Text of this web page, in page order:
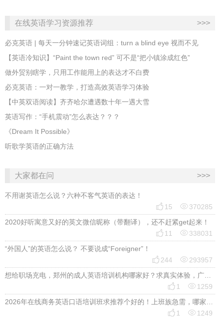
在线英语学习资源推荐 >>>
必克英语 | 每天一分钟速记英语词组：turn a blind eye 视而不见
​【英语冷知识】“Paint the town red” 可不是“把小镇涂成红色”
做外贸别瞎学，只用工作能用上的表达才不白费
必克英语：一对一教学，打造高效英语学习体验
【中英双语阅读】齐齐哈尔遭遇数十年一遇大雪
英语写作：“手机震动”怎么表达？？？
《Dream It Possible》
听歌学英语的正确方法
大家都在问 >>>
不用谢英语怎么说？六种不客气英语的表达！
 15 370285
2020好听寓意又好的英文微信昵称（带翻译），还不赶紧get起来！
 11 338031
“外国人”的英语怎么说？ 不要说成“Foreigner”！
 244 293957
想给职场充电，郑州的成人英语培训机构哪家好？求真实体验，广告勿扰，感谢！
 1 1259
2026年在线商务英语口语培训班求推荐个好的！上班族急需，哪家好？
 1 1249